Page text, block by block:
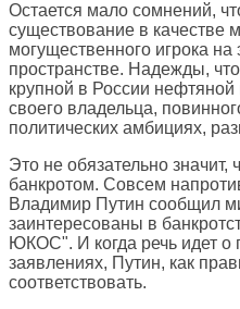
Остается мало сомнений,
существование в качестве
могущественного игрока на
пространстве. Надежды,
крупной в России нефтяной
своего владельца,
политических амбициях,
Это не обязательно
банкротом. Совсем
Владимир Путин сообщил
заинтересованы в
ЮКОС". И когда речь идет о
заявлениях, Путин, как
соответствовать.